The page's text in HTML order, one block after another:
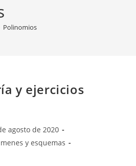
Polinomios
y ejercicios
agosto de 2020
y esquemas